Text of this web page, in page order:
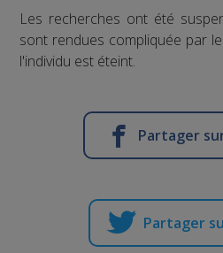
Les recherches ont été
sont rendues compliquée par
l'individu est éteint.
Partager
Partager